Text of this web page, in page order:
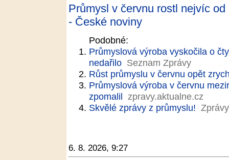
Průmysl v červnu rostl nejvíc
- České noviny
Podobné:
Průmyslová výroba vyskočila o
nedařilo Seznam Zprávy
Růst průmyslu v červnu opět
Průmyslová výroba v červnu
zpomalil zpravy.aktualne.cz
Skvělé zprávy z průmyslu!
6. 8. 2026, 9:27